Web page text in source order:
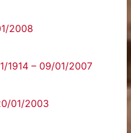
2008
1914 – 09/01/2007
01/2003